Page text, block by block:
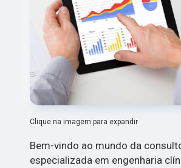
Clique na imagem para expandir
Bem-vindo ao mundo da
especializada em engenharia